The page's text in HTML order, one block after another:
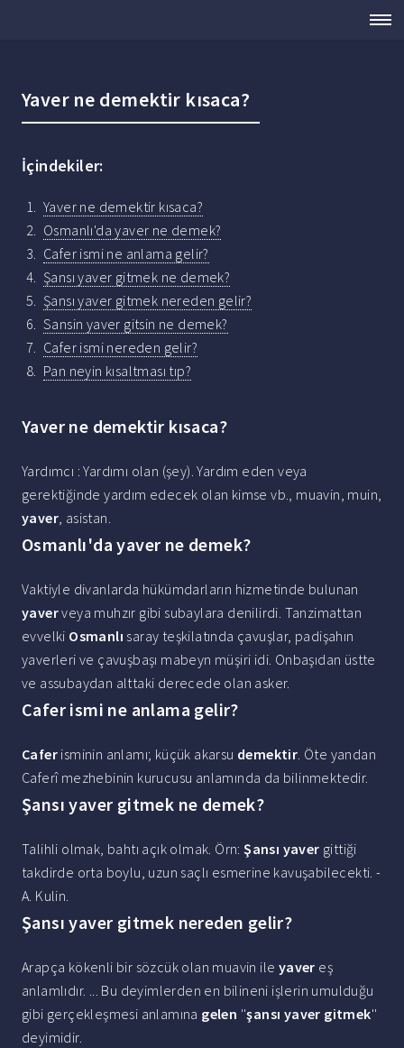
Yaver ne demektir kısaca?
İçindekiler:
Yaver ne demektir kısaca?
Osmanlı'da yaver ne demek?
Cafer ismi ne anlama gelir?
Şansı yaver gitmek ne demek?
Şansı yaver gitmek nereden gelir?
Sansin yaver gitsin ne demek?
Cafer ismi nereden gelir?
Pan neyin kısaltması tıp?
Yaver ne demektir kısaca?
Yardımcı : Yardımı olan (şey). Yardım eden veya
gerektiğinde yardım edecek olan kimse vb., muavin, muin,
yaver, asistan.
Osmanlı'da yaver ne demek?
Vaktiyle divanlarda hükümdarların hizmetinde bulunan
yaverveya muhzır gibi subaylara denilirdi. Tanzimattan
evvelki Osmanlı saray teşkilatında çavuşlar, padişahın
yaverleri ve çavuşbaşı mabeyn müşiri idi. Onbaşıdan üstte
ve assubaydan alttaki derecede olan asker.
Cafer ismi ne anlama gelir?
Cafer isminin anlamı; küçük akarsu demektir. Öte yandan
Caferî mezhebinin kurucusu anlamında da bilinmektedir.
Şansı yaver gitmek ne demek?
Talihli olmak, bahtı açık olmak. Örn:Şansı yaver gittiği
takdirde orta boylu, uzun saçlı esmerine kavuşabilecekti. -
A. Kulin.
Şansı yaver gitmek nereden gelir?
Arapça kökenli bir sözcük olan muavin ile yaver eş
anlamlıdır. ... Bu deyimlerden en bilineni işlerin umulduğu
gibi gerçekleşmesi anlamına gelen ''şansı yaver gitmek''
deyimidir.